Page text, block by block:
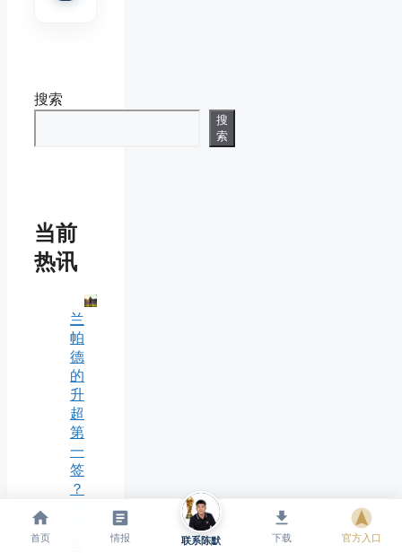
搜索
搜
索
当前
热讯
兰
帕
德
的
升
超
第
一
签
？
首页 情报 联系陈默 下载 官方入口